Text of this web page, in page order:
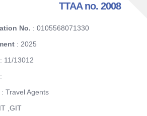
TTAA no. 2008
No. : 0105568071330
: 2025
: 11/13012
:
: Travel Agents
,GIT